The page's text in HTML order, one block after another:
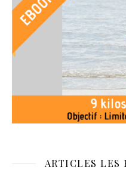
ARTICLES LES